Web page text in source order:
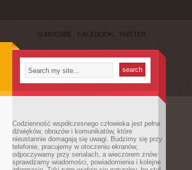
SUBSCRIBE FACEBOOK TWITTER
Codzienność współczesnego człowieka jest pełna
dźwięków, obrazów i komunikatów, które
nieustannie domagają się uwagi. Budzimy się przy
telefonie, pracujemy w otoczeniu ekranów,
odpoczywamy przy serialach, a wieczorem znów
sprawdzamy wiadomości, powiadomienia i kolejne